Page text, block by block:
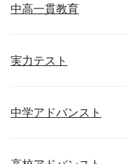
中高一貫教育
実力テスト
中学アドバンスト